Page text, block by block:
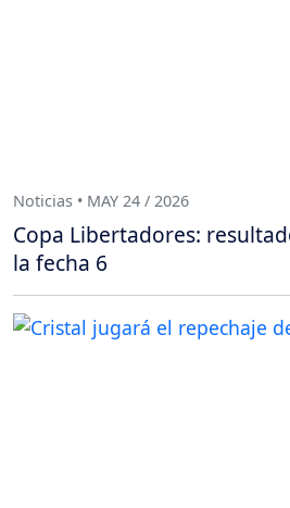
Noticias • MAY 24 / 2026
Copa Libertadores:
la fecha 6